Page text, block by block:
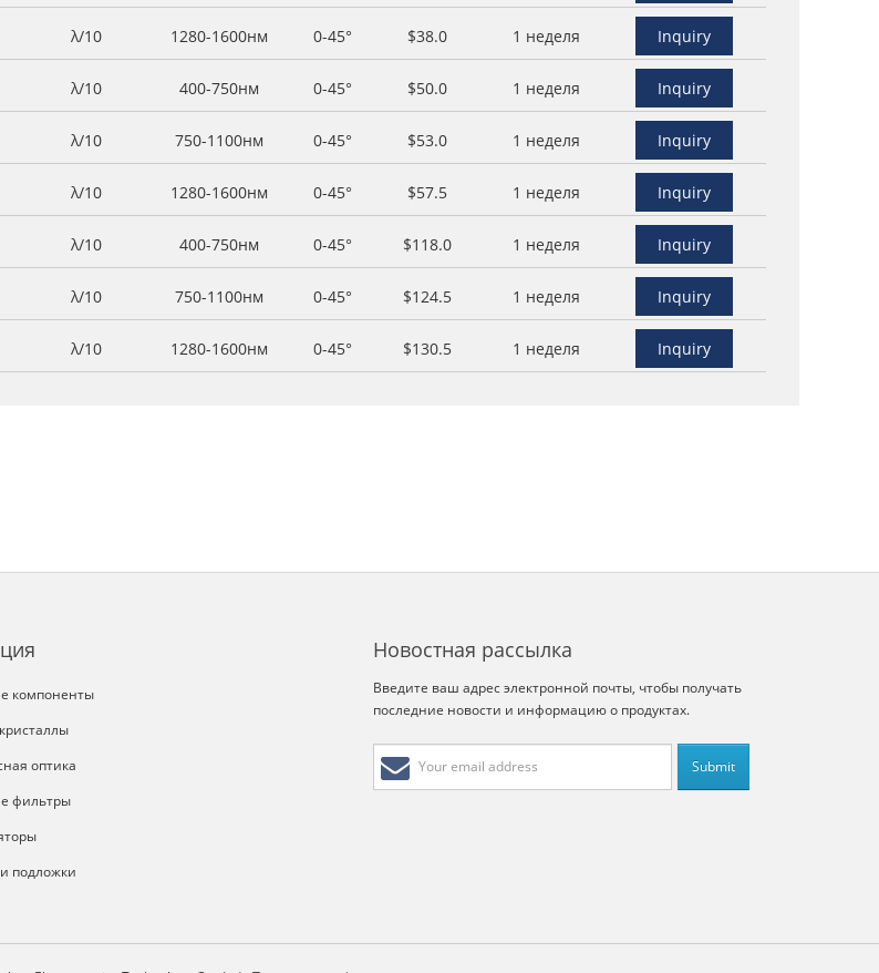
λ/10 1280-1600нм 0-45° $38.0 1 неделя Inquiry
λ/10 400-750нм 0-45° $50.0 1 неделя Inquiry
λ/10 750-1100нм 0-45° $53.0 1 неделя Inquiry
λ/10 1280-1600нм 0-45° $57.5 1 неделя Inquiry
λ/10 400-750нм 0-45° $118.0 1 неделя Inquiry
λ/10 750-1100нм 0-45° $124.5 1 неделя Inquiry
λ/10 1280-1600нм 0-45° $130.5 1 неделя Inquiry
компоненты
оптика
фильтры
подложки
Новостная рассылка
Введите ваш адрес электронной почты, чтобы получать
последние новости и информацию о продуктах.